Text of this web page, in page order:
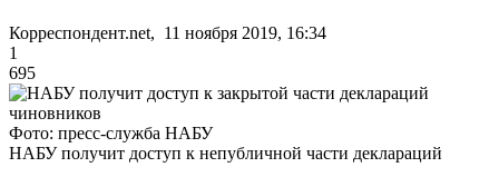
Корреспондент.net, 11 ноября 2019, 16:34
1
695
Фото: пресс-служба НАБУ
НАБУ получит доступ к непубличной части деклараций